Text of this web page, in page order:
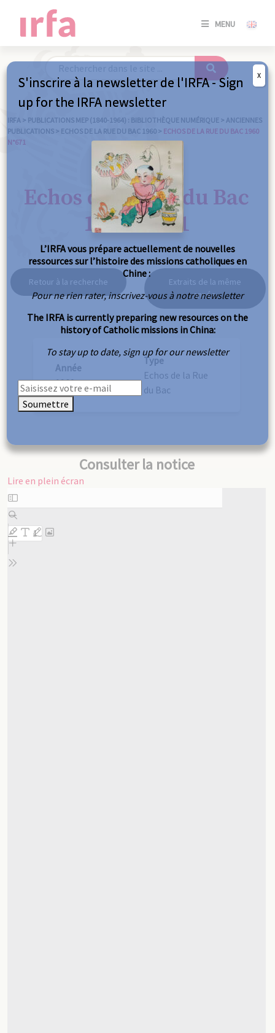
MENU
SE
/
IRFA > PUBLICATIONS MEP (1840-1964) : BIBLIOTHÈQUE NUMÉRIQUE > ANCIENNES
PUBLICATIONS > ECHOS DE LA RUE DU BAC 1960 > ECHOS DE LA RUE DU BAC 1960
N°671
Echos de la Rue du Bac
1960 n°671
Retour à la recherche
Extraits de la même
année
Année
1960
Type
Echos de la Rue
du Bac
Consulter la notice
Lire en plein écran
Aller
au
contenu
PDF
S'inscrire à la newsletter de l'IRFA - Sign
up for the IRFA newsletter
L’IRFA vous prépare actuellement de nouvelles
ressources sur l’histoire des missions catholiques en
Chine :
Pour ne rien rater, inscrivez-vous à notre newsletter
The IRFA is currently preparing new resources on the
history of Catholic missions in China:
To stay up to date, sign up for our newsletter
Soumettre
X